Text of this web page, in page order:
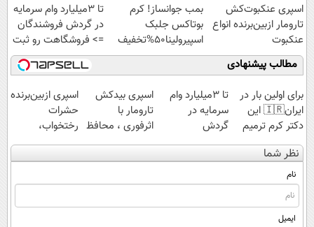
اسپری عنکبوت‌‌کش
تارومار ازبین‌برنده انواع
عنکبوت
بمب جوانساز! کرم
بوتاکس جلبک
اسپیرولینا50%تخفیف
تا 3میلیارد وام سرمایه
در گردش فروشندگان
=> فروشگاهت رو ثبت
کن
مطالب پیشنهادی
برای اولین بار در
ایران🇮🇷 این
دکتر کرم ترمیم
کننده 23 روزه
ساخت!
تا 3میلیارد وام
سرمایه در
گردش
فروشندگان =>
فروشگاهت رو
اسپری بیدکش
تارومار با
اثرفوری ، محافظ
لباس در مقابل
بید
اسپری ازبین‌برنده
حشرات
رختخواب،
مناسب برای
مقابله با انواع
نظر شما
نام
ایمیل